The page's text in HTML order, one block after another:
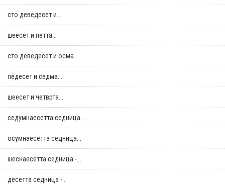
сто деведесет и...
шеесет и петта...
сто деведесет и осма...
педесет и седма...
шеесет и четврта...
седумнаесетта седница...
осумнaесетта седница...
шеснаесетта седница -...
десетта седница -...